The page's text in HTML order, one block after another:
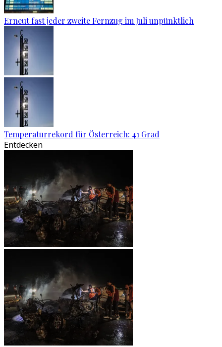
Erneut fast jeder zweite Fernzug im Juli unpünktlich
Temperaturrekord für Österreich: 41 Grad
Entdecken